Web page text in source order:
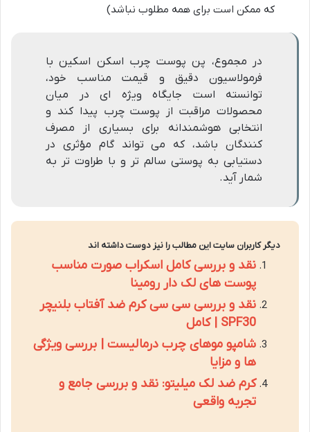
که ممکن است برای همه مطلوب نباشد)
در مجموع، پن پوست چرب اسکن اسکین با
فرمولاسیون دقیق و قیمت مناسب خود،
توانسته است جایگاه ویژه ای در میان
محصولات مراقبت از پوست چرب پیدا کند و
انتخابی هوشمندانه برای بسیاری از مصرف
کنندگان باشد، که می تواند گام مؤثری در
دستیابی به پوستی سالم تر و با طراوت تر به
شمار آید.
دیگر کاربران سایت این مطالب را نیز دوست داشته اند
نقد و بررسی کامل اسکراب صورت مناسب
پوست های لک دار رومینا
نقد و بررسی سی سی کرم ضد آفتاب بلنیچر
SPF30 | کامل
شامپو موهای چرب درمالیست | بررسی ویژگی
ها و مزایا
کرم ضد لک میلیتو: نقد و بررسی جامع و
تجربه واقعی